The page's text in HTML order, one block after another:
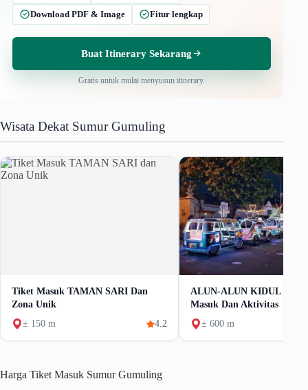
Download PDF & Image
Fitur lengkap
Buat Itinerary Sekarang
Gratis untuk mulai menyusun itinerary.
Wisata Dekat Sumur Gumuling
Tiket Masuk TAMAN SARI Dan
Zona Unik
± 150 m
4.2
ALUN-ALUN KIDUL
Masuk Dan Aktivitas
± 600 m
Harga Tiket Masuk Sumur Gumuling